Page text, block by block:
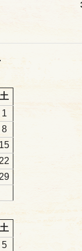
土
1
8
15
22
29
土
5